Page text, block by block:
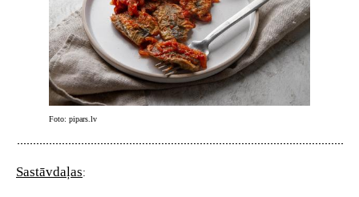
Foto: pipars.lv
Sastāvdaļas: